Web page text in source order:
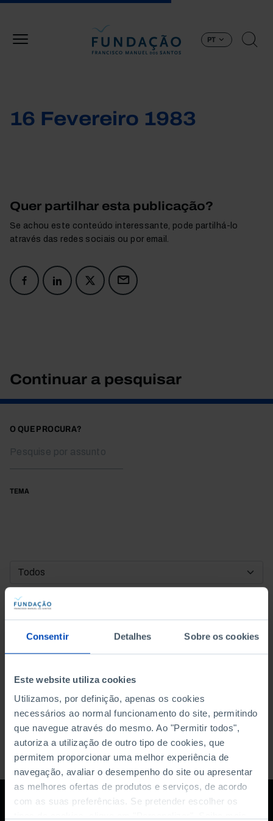
Consentir Detalhes Sobre os cookies
Este website utiliza cookies
Utilizamos, por definição, apenas os cookies
necessários ao normal funcionamento do site, permitindo
que navegue através do mesmo. Ao "Permitir todos",
autoriza a utilização de outro tipo de cookies, que
permitem proporcionar uma melhor experiência de
navegação, avaliar o desempenho do site ou apresentar
as melhores ofertas de produtos e serviços, de acordo
com as suas preferências. Se pretender escolher os
PT
16 Fevereiro 1983
Quer partilhar esta publicação?
Se achou este conteúdo interessante, pode partilhá-lo
através das redes sociais ou por email.
Continuar a pesquisar
O QUE PROCURA?
TEMA
DATA DE INÍCIO
DATA DE FIM